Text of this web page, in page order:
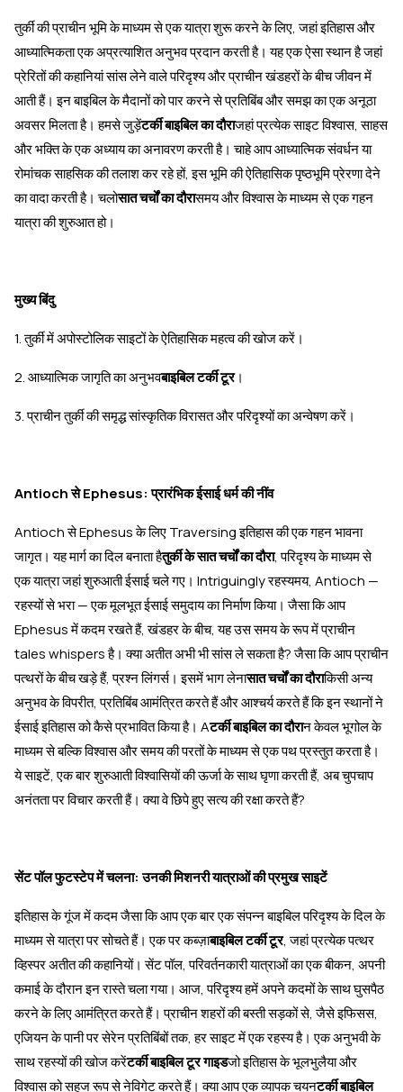
तुर्की की प्राचीन भूमि के माध्यम से एक यात्रा शुरू करने के लिए, जहां इतिहास और
आध्यात्मिकता एक अप्रत्याशित अनुभव प्रदान करती है। यह एक ऐसा स्थान है जहां
प्रेरितों की कहानियां सांस लेने वाले परिदृश्य और प्राचीन खंडहरों के बीच जीवन में
आती हैं। इन बाइबिल के मैदानों को पार करने से प्रतिबिंब और समझ का एक अनूठा
अवसर मिलता है। हमसे जुड़ेंटर्की बाइबिल का दौराजहां प्रत्येक साइट विश्वास, साहस
और भक्ति के एक अध्याय का अनावरण करती है। चाहे आप आध्यात्मिक संवर्धन या
रोमांचक साहसिक की तलाश कर रहे हों, इस भूमि की ऐतिहासिक पृष्ठभूमि प्रेरणा देने
का वादा करती है। चलोसात चर्चों का दौरासमय और विश्वास के माध्यम से एक गहन
यात्रा की शुरुआत हो।
मुख्य बिंदु
1. तुर्की में अपोस्टोलिक साइटों के ऐतिहासिक महत्व की खोज करें।
2. आध्यात्मिक जागृति का अनुभवबाइबिल टर्की टूर।
3. प्राचीन तुर्की की समृद्ध सांस्कृतिक विरासत और परिदृश्यों का अन्वेषण करें।
Antioch से Ephesus: प्रारंभिक ईसाई धर्म की नींव
Antioch से Ephesus के लिए Traversing इतिहास की एक गहन भावना
जागृत। यह मार्ग का दिल बनाता हैतुर्की के सात चर्चों का दौरा, परिदृश्य के माध्यम से
एक यात्रा जहां शुरुआती ईसाई चले गए। Intriguingly रहस्यमय, Antioch —
रहस्यों से भरा — एक मूलभूत ईसाई समुदाय का निर्माण किया। जैसा कि आप
Ephesus में कदम रखते हैं, खंडहर के बीच, यह उस समय के रूप में प्राचीन
tales whispers है। क्या अतीत अभी भी सांस ले सकता है? जैसा कि आप प्राचीन
पत्थरों के बीच खड़े हैं, प्रश्न लिंगर्स। इसमें भाग लेनासात चर्चों का दौराकिसी अन्य
अनुभव के विपरीत, प्रतिबिंब आमंत्रित करते हैं और आश्चर्य करते हैं कि इन स्थानों ने
ईसाई इतिहास को कैसे प्रभावित किया है। Aटर्की बाइबिल का दौरान केवल भूगोल के
माध्यम से बल्कि विश्वास और समय की परतों के माध्यम से एक पथ प्रस्तुत करता है।
ये साइटें, एक बार शुरुआती विश्वासियों की ऊर्जा के साथ घृणा करती हैं, अब चुपचाप
अनंतता पर विचार करती हैं। क्या वे छिपे हुए सत्य की रक्षा करते हैं?
सेंट पॉल फुटस्टेप में चलना: उनकी मिशनरी यात्राओं की प्रमुख साइटें
इतिहास के गूंज में कदम जैसा कि आप एक बार एक संपन्न बाइबिल परिदृश्य के दिल के
माध्यम से यात्रा पर सोचते हैं। एक पर कब्ज़ाबाइबिल टर्की टूर, जहां प्रत्येक पत्थर
व्हिस्पर अतीत की कहानियों। सेंट पॉल, परिवर्तनकारी यात्राओं का एक बीकन, अपनी
कमाई के दौरान इन रास्ते चला गया। आज, परिदृश्य हमें अपने कदमों के साथ घुसपैठ
करने के लिए आमंत्रित करते हैं। प्राचीन शहरों की बस्ती सड़कों से, जैसे इफिसस,
एजियन के पानी पर सेरेन प्रतिबिंबों तक, हर साइट में एक रहस्य है। एक अनुभवी के
साथ रहस्यों की खोज करेंटर्की बाइबिल टूर गाइडजो इतिहास के भूलभुलैया और
विश्वास को सहज रूप से नेविगेट करते हैं। क्या आप एक व्यापक चयनटर्की बाइबिल